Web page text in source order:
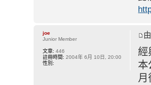
由
經
本
月
joe
Junior Member
文章: 446
註冊時間: 2004年 6月 10日, 20:00
性別: